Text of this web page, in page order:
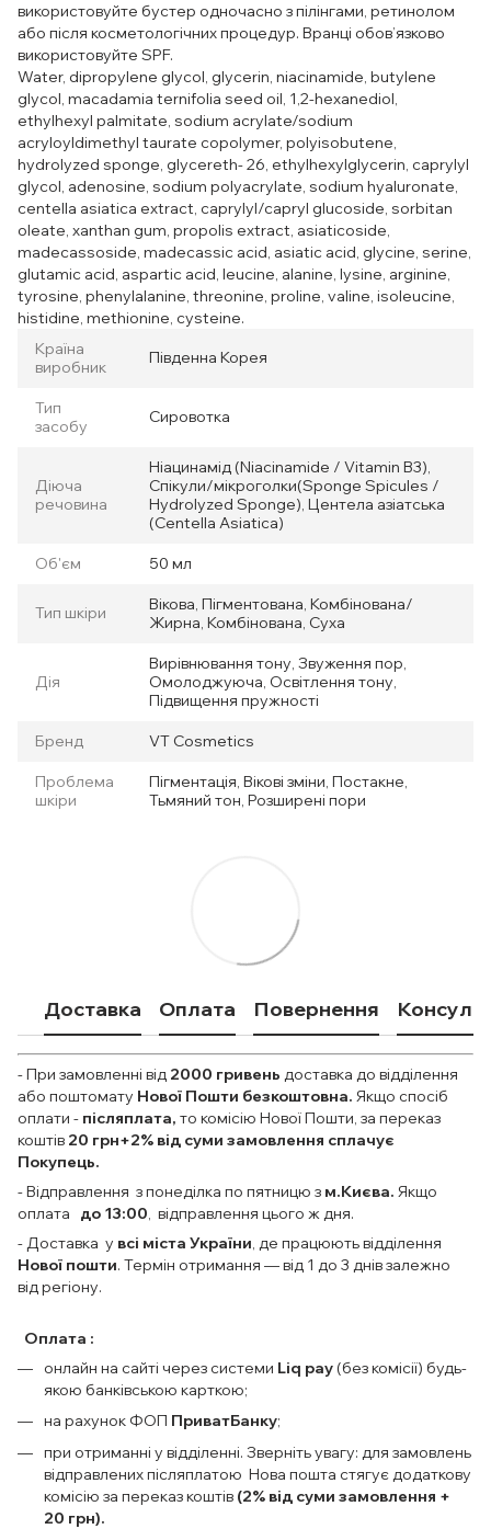
використовуйте бустер одночасно з пілінгами, ретинолом
або після косметологічних процедур. Вранці обов’язково
використовуйте SPF.
Water, dipropylene glycol, glycerin, niacinamide, butylene
glycol, macadamia ternifolia seed oil, 1,2-hexanediol,
ethylhexyl palmitate, sodium acrylate/sodium
acryloyldimethyl taurate copolymer, polyisobutene,
hydrolyzed sponge, glycereth- 26, ethylhexylglycerin, caprylyl
glycol, adenosine, sodium polyacrylate, sodium hyaluronate,
centella asiatica extract, caprylyl/capryl glucoside, sorbitan
oleate, xanthan gum, propolis extract, asiaticoside,
madecassoside, madecassic acid, asiatic acid, glycine, serine,
glutamic acid, aspartic acid, leucine, alanine, lysine, arginine,
tyrosine, phenylalanine, threonine, proline, valine, isoleucine,
histidine, methionine, cysteine.
Країна
виробник
Південна Корея
Тип
засобу
Сировотка
Діюча
речовина
Ніацинамід (Niacinamide / Vitamin B3),
Спікули/мікроголки(Sponge Spicules /
Hydrolyzed Sponge), Центела азіатська
(Centella Asiatica)
Об'єм 50 мл
Тип шкіри
Вікова, Пігментована, Комбінована/
Жирна, Комбінована, Суха
Дія
Вирівнювання тону, Звуження пор,
Омолоджуюча, Освітлення тону,
Підвищення пружності
Бренд VT Cosmetics
Проблема
шкіри
Пігментація, Вікові зміни, Постакне,
Тьмяний тон, Розширені пори
Доставка Оплата Повернення
- При замовленні від 2000 гривень доставка до відділення
або поштомату Нової Пошти безкоштовна. Якщо спосіб
оплати - післяплата, то комісію Нової Пошти, за переказ
коштів 20 грн+2% від суми замовлення сплачує
Покупець.
- Відправлення з понеділка по пятницю з м.Києва. Якщо
оплата до 13:00, відправлення цього ж дня.
- Доставка у всі міста України, де працюють відділення
Нової пошти. Термін отримання — від 1 до 3 днів залежно
від регіону.
Оплата :
онлайн на сайті через системи Liq pay (без комісії) будь-
якою банківською карткою;
на рахунок ФОП ПриватБанку;
при отриманні у відділенні. Зверніть увагу: для замовлень
відправлених післяплатою Нова пошта стягує додаткову
комісію за переказ коштів (2% від суми замовлення +
20 грн).